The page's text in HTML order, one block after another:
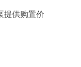
提供购置价